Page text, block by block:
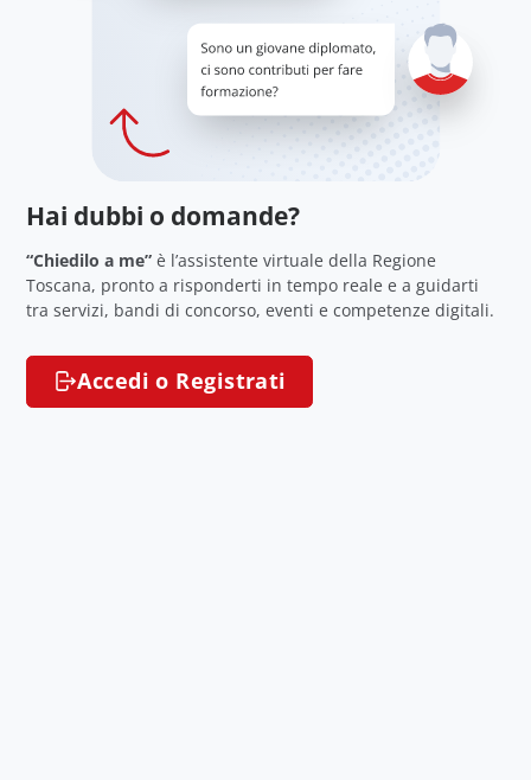
Hai dubbi o domande?
“Chiedilo a me” è l’assistente virtuale della Regione
Toscana, pronto a risponderti in tempo reale e a guidarti
tra servizi, bandi di concorso, eventi e competenze digitali.
Accedi o Registrati